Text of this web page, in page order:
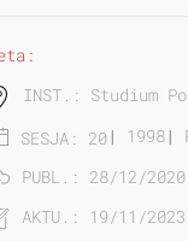
INST.: Studium
SESJA: 20| 1998|
PUBL.: 28/12/2020
AKTU.: 19/11/2023